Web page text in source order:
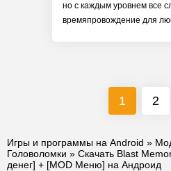
но с каждым уровнем все
времяпровождение для
1 2
Игры и программы на Android »
Головоломки » Скачать Blast
денег] + [MOD Меню] на Андроид